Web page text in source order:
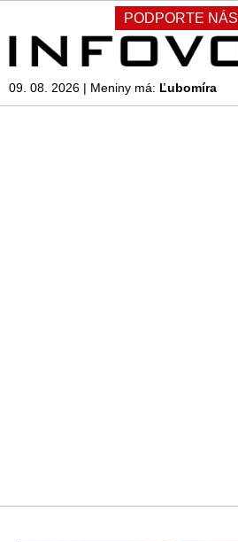
PODPORTE NÁS
09. 08. 2026 | Meniny má: Ľubomíra